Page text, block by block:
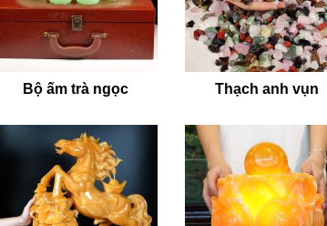
Bộ ấm trà ngọc Thạch anh vụn